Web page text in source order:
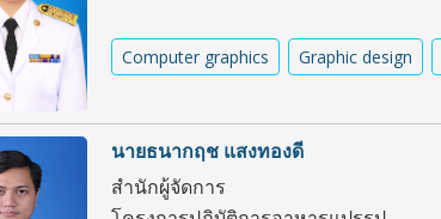
Computer graphics Graphic design
นายธนากฤช แสงทองดี
สำนักผู้จัดการ